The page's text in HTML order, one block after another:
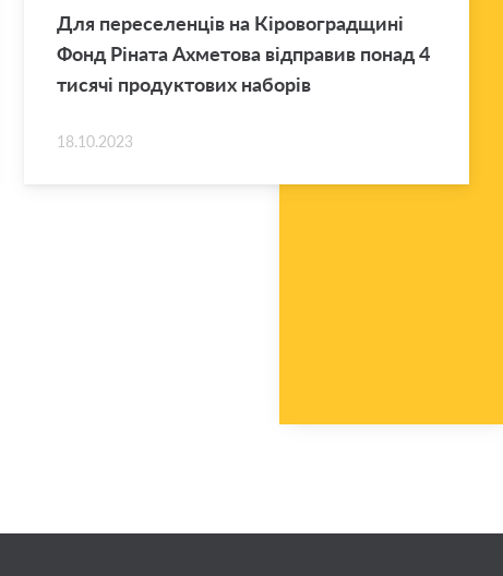
Для переселенців на Кіровоградщині
Фонд Ріната Ахметова відправив понад 4
тисячі продуктових наборів
18.10.2023